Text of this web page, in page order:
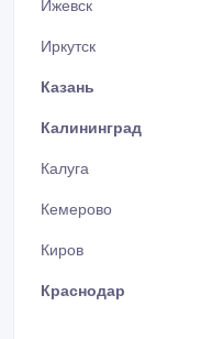
Ижевск
Иркутск
Казань
Калининград
Калуга
Кемерово
Киров
Краснодар